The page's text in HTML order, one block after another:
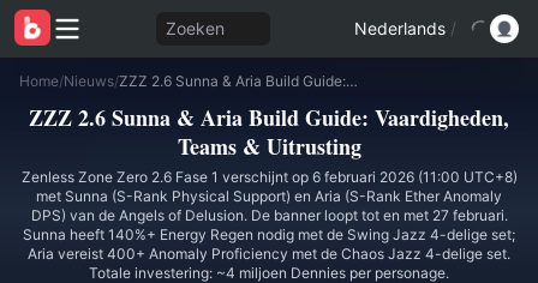
Zoeken Nederlands /
Home/Nieuws/ ZZZ 2.6 Sunna & Aria Build Guide: Vaardigheden, Teams & Uitrusting
ZZZ 2.6 Sunna & Aria Build Guide: Vaardigheden,
Teams & Uitrusting
Zenless Zone Zero 2.6 Fase 1 verschijnt op 6 februari 2026 (11:00 UTC+8)
met Sunna (S-Rank Physical Support) en Aria (S-Rank Ether Anomaly
DPS) van de Angels of Delusion. De banner loopt tot en met 27 februari.
Sunna heeft 140%+ Energy Regen nodig met de Swing Jazz 4-delige set;
Aria vereist 400+ Anomaly Proficiency met de Chaos Jazz 4-delige set.
Totale investering: ~4 miljoen Dennies per personage.